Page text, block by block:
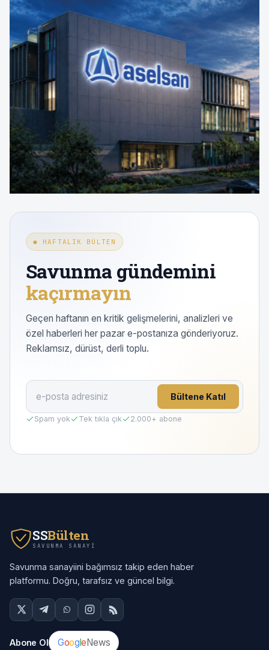
● HAFTALIK BÜLTEN
Savunma gündemini
kaçırmayın
Geçen haftanın en kritik gelişmelerini, analizleri ve
özel haberleri her pazar e-postanıza gönderiyoruz.
Reklamsız, dürüst, derli toplu.
Bültene Katıl
Spam yok Tek tıkla çık 2.000+ abone
SSBülten
SAVUNMA SANAYI
Savunma sanayiini bağımsız takip eden haber
platformu. Doğru, tarafsız ve güncel bilgi.
Abone Ol GoogleNews